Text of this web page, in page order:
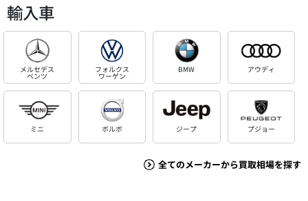
輸入車
メルセデス
ベンツ
フォルクス
ワーゲン
BMW アウディ
ミニ ボルボ ジープ プジョー
全てのメーカーから買取相場を探す